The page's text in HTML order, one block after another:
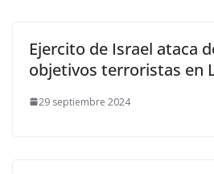
Ejercito de Israel ataca
objetivos terroristas en
29 septiembre 2024